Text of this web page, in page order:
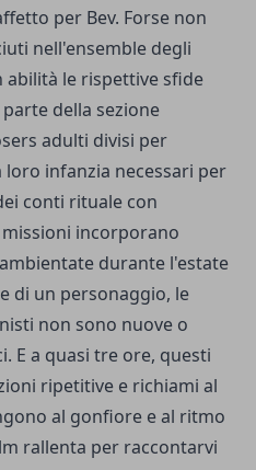
per Bev. Forse non
nell'ensemble degli
le rispettive sfide
della sezione
adulti divisi per
infanzia necessari per
conti rituale con
incorporano
durante l'estate
di un personaggio, le
non sono nuove o
E a quasi tre ore, questi
ripetitive e richiami al
al gonfiore e al ritmo
rallenta per raccontarvi